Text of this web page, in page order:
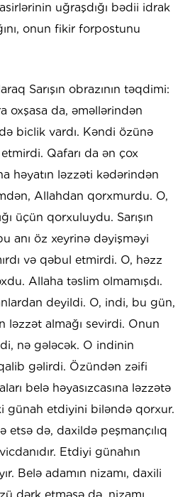
uğraşdığı bədii idrak
onun fikir forpostunu
Sarışın obrazının təqdimi:
oxşasa da, əməllərindən
biclik vardı. Kəndi özünə
Qafarı da ən çox
həyatın ləzzəti kədərindən
Allahdan qorxmurdu. O,
üçün qorxuluydu. Sarışın
anı öz xeyrinə dəyişməyi
və qəbul etmirdi. O, həzz
Allaha təslim olmamışdı.
deyildi. O, indi, bu gün,
ləzzət almağı sevirdi. Onun
nə gələcək. O indinin
gəlirdi. Özündən zəifi
belə həyasızcasına ləzzətə
günah etdiyini biləndə qorxur.
etsə də, daxildə peşmançılıq
Etdiyi günahın
Belə adamın nizamı, daxili